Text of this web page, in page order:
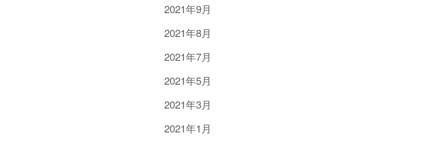
2021年9月
2021年8月
2021年7月
2021年5月
2021年3月
2021年1月